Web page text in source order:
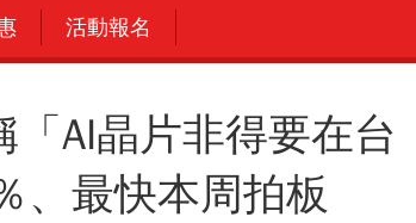
活動報名
AI晶片非得要在台
、最快本周拍板